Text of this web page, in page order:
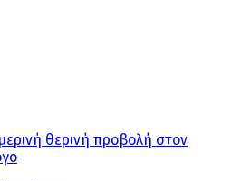
θερινή προβολή στον